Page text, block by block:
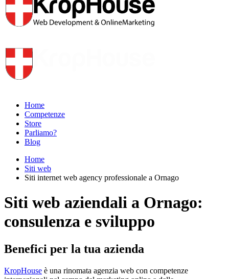
Home
Competenze
Store
Parliamo?
Blog
Home
Siti web
Siti internet web agency professionale a Ornago
Siti web aziendali a Ornago:
consulenza e sviluppo
Benefici per la tua azienda
KropHouse è una rinomata agenzia web con competenze